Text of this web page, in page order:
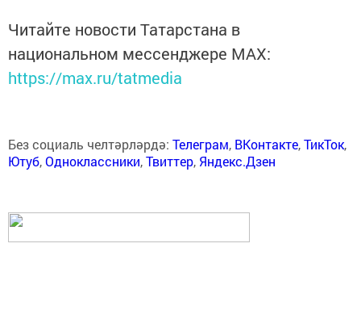
Читайте новости Татарстана в
национальном мессенджере MАХ:
https://max.ru/tatmedia
Без социаль челтәрләрдә: Телеграм, ВКонтакте,ТикТок,
Ютуб,Одноклассники,Твиттер, Яндекс.Дзен